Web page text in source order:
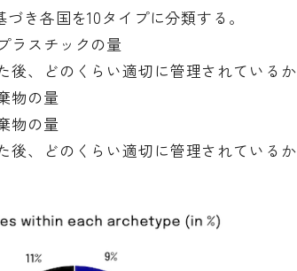
き各国を10タイプに分類する。
ラスチックの量
後、どのくらい適切に管理されているか
物の量
物の量
後、どのくらい適切に管理されているか